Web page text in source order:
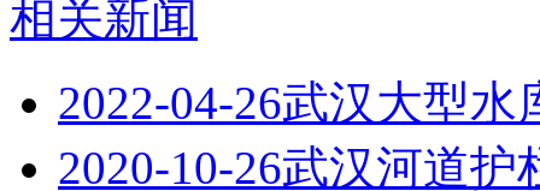
相关新闻
2022-04-26武汉大型水
2020-10-26武汉河道护